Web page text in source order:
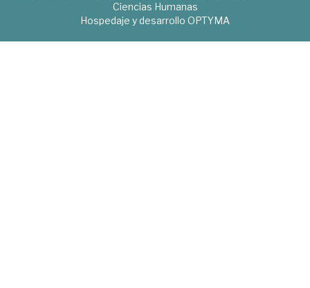
Ciencias Humanas
Hospedaje y desarrollo OPTYMA